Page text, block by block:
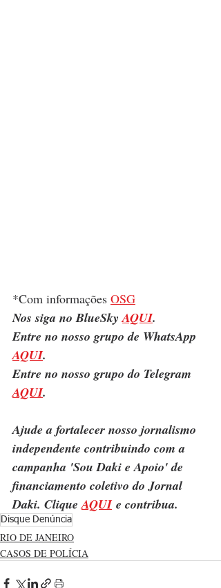
*Com informações OSG
Nos siga no BlueSky AQUI.
Entre no nosso grupo de WhatsApp
AQUI.
Entre no nosso grupo do Telegram
AQUI.
Ajude a fortalecer nosso jornalismo
independente contribuindo com a
campanha 'Sou Daki e Apoio' de
financiamento coletivo do Jornal
Daki. Clique AQUI e contribua.
Disque Denúncia
RIO DE JANEIRO
CASOS DE POLÍCIA